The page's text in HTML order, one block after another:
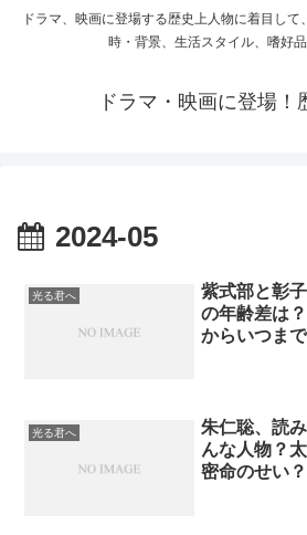
ドラマ、映画に登場する歴史上人物に着目し
時・背景、生活スタイル、嗜好品
ドラマ・映画に登場！
2024-05
光る君へ
紫式部と彰
の年齢差は
からいつま
光る君へ
朱仁聡、読
んな人物？
密命のせい